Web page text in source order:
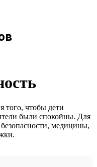
того, чтобы дети
были спокойны. Для
медицины,